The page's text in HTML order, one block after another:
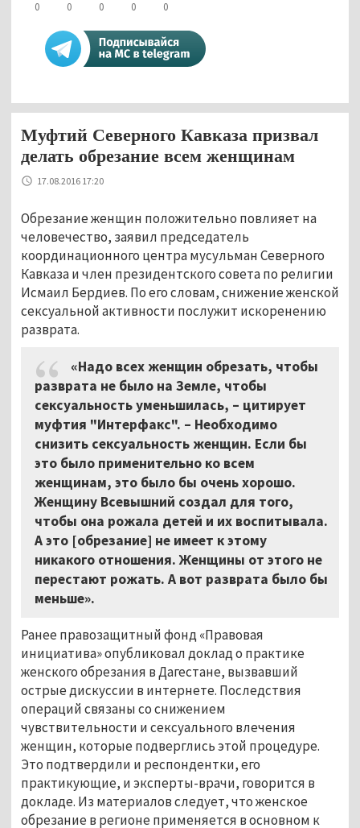
0 0 0 0 0
Муфтий Северного Кавказа призвал
делать обрезание всем женщинам
17.08.2016 17:20
Обрезание женщин положительно повлияет на
человечество, заявил председатель
координационного центра мусульман Северного
Кавказа и член президентского совета по религии
Исмаил Бердиев. По его словам, снижение женской
сексуальной активности послужит искоренению
разврата.
«Надо всех женщин обрезать, чтобы
разврата не было на Земле, чтобы
сексуальность уменьшилась, – цитирует
муфтия "Интерфакс". – Необходимо
снизить сексуальность женщин. Если бы
это было применительно ко всем
женщинам, это было бы очень хорошо.
Женщину Всевышний создал для того,
чтобы она рожала детей и их воспитывала.
А это [обрезание] не имеет к этому
никакого отношения. Женщины от этого не
перестают рожать. А вот разврата было бы
меньше».
Ранее правозащитный фонд «Правовая
инициатива» опубликовал доклад о практике
женского обрезания в Дагестане, вызвавший
острые дискуссии в интернете. Последствия
операций связаны со снижением
чувствительности и сексуального влечения
женщин, которые подверглись этой процедуре.
Это подтвердили и респондентки, его
практикующие, и эксперты-врачи, говорится в
докладе. Из материалов следует, что женское
обрезание в регионе применяется в основном к